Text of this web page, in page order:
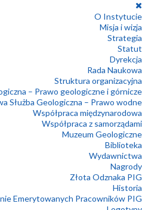
O Instytucie
Misja i wizja
Strategia
Statut
Dyrekcja
Rada Naukowa
Struktura organizacyjna
– Prawo geologiczne i górnicze
Służba Geologiczna – Prawo wodne
Współpraca międzynarodowa
Współpraca z samorządami
Muzeum Geologiczne
Biblioteka
Wydawnictwa
Nagrody
Złota Odznaka PIG
Historia
Emerytowanych Pracowników PIG